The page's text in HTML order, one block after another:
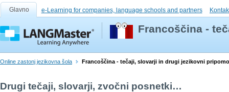
Glavno e-Learning for companies, language schools and partners
Francoščina -
Online zastonj jezikovna šola Francoščina - tečaji, slovarji in drugi jezikovni
Drugi tečaji, slovarji, zvočni posnetki…